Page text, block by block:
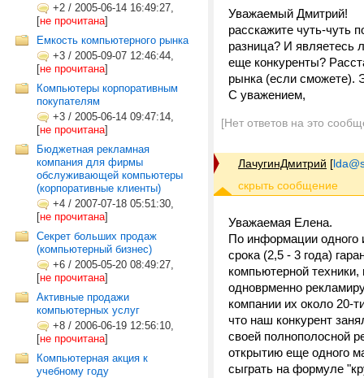
+2 / 2005-06-14 16:49:27,
[не прочитана]
Емкость компьютерного рынка
+3 / 2005-09-07 12:46:44,
[не прочитана]
Компьютеры корпоративным
покупателям
+3 / 2005-06-14 09:47:14,
[не прочитана]
Бюджетная рекламная
компания для фирмы
обслуживающей компьютеры
(корпоративные клиенты)
+4 / 2007-07-18 05:51:30,
[не прочитана]
Секрет больших продаж
(компьютерный бизнес)
+6 / 2005-05-20 08:49:27,
[не прочитана]
Активные продажи
компьютерных услуг
+8 / 2006-06-19 12:56:10,
[не прочитана]
Компьютерная акция к
учебному году
Уважаемый Дмитрий!
расскажите чуть-чуть
разница? И являетесь
еще конкуренты?
рынка (если сможете).
С уважением,
[Нет ответов на это
ЛачугинДмитрий [
Уважаемая Елена.
По информации одного
срока (2,5 - 3 года)
компьютерной
одноврменно
компании их около 20-
что наш конкурент
своей полнополосной
открытию еще одного
сыграть на формуле